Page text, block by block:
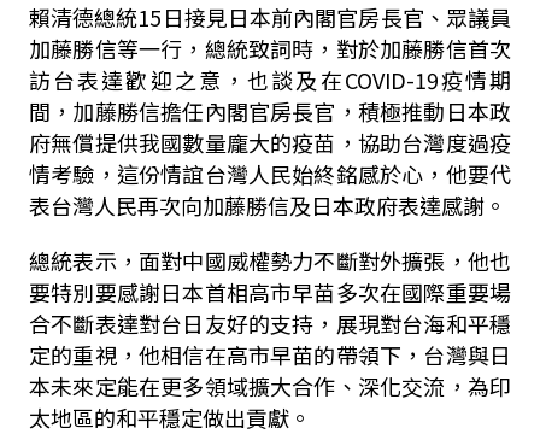
賴清德總統15日接見日本前內閣官房長官、眾議員
加藤勝信等一行，總統致詞時，對於加藤勝信首次
訪台表達歡迎之意，也談及在COVID-19疫情期
間，加藤勝信擔任內閣官房長官，積極推動日本政
府無償提供我國數量龐大的疫苗，協助台灣度過疫
情考驗，這份情誼台灣人民始終銘感於心，他要代
表台灣人民再次向加藤勝信及日本政府表達感謝。
總統表示，面對中國威權勢力不斷對外擴張，他也
要特別要感謝日本首相高市早苗多次在國際重要場
合不斷表達對台日友好的支持，展現對台海和平穩
定的重視，他相信在高市早苗的帶領下，台灣與日
本未來定能在更多領域擴大合作、深化交流，為印
太地區的和平穩定做出貢獻。